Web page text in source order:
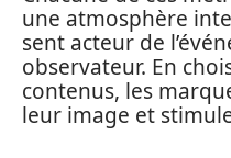
une atmosphère
sent acteur de
observateur. En
contenus, les
leur image et